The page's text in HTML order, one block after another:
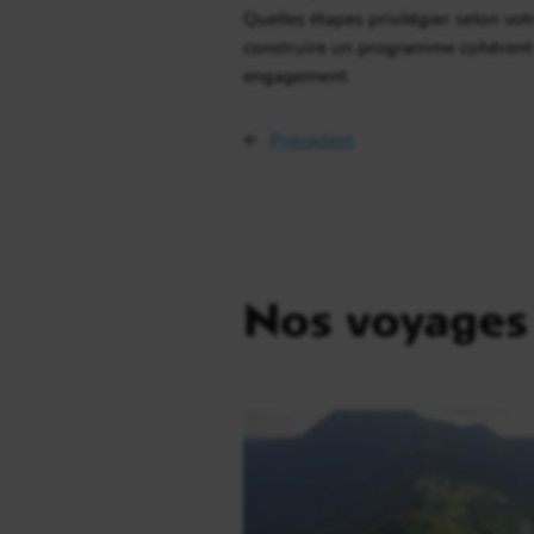
Quelles étapes privilégier selon
construire un programme
engagement.
←
Nos